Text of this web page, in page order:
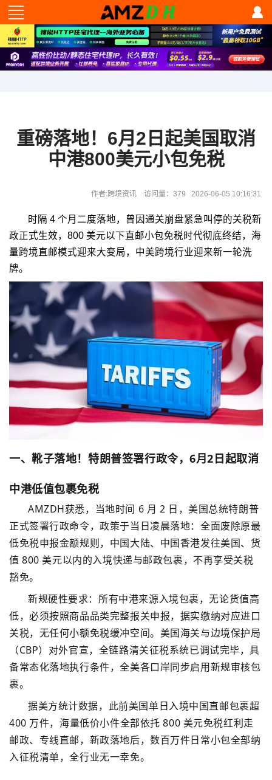
重磅落地！6月2日起美国取消
中港800美元小包免税
作者:跨境资讯 访问量：379 2026-06-05 10:16:31
时隔 4 个月二度落地，曾因通关崩盘紧急叫停的关税新
政正式生效，800 美元以下直邮小包免税时代彻底终结，海
量跨境直邮模式迎来大变局，中美跨境行业迎来新一轮洗
牌。
一、靴子落地！特朗普签署行政令，6月2日起取消
中港低值包裹免税
AMZDH获悉，当地时间 6 月 2 日，美国总统特朗普
正式签署行政命令，政策于当日凌晨落地： 全面废除原最
低免税申报金额规则，中国大陆、中国香港发往美国、货
值 800 美元以内的入境快递与邮政包裹，不再享受关税
豁免。
新规硬性要求：所有中港来源入境包裹，无论货值高
低，必须按照商品品类完整报关申报，据实缴纳对应进口
关税，无任何小额免税缓冲空间。美国海关与边境保护局
（CBP）对外官宣，全链路清关征税系统已调试完毕，具
备常态化落地执行条件，全美各口岸同步启用新规审核包
裹。
据美方统计数据，此前美国单日入境中国直邮包裹超
400 万件，海量低价小件全部依托 800 美元免税红利走
邮政、专线直邮， 新政落地后，数百万件日常小包全部纳
入征税清单，全行业无一幸免。